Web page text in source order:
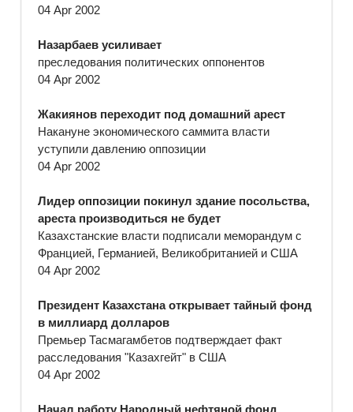
04 Apr 2002
Назарбаев усиливает
преследования политических оппонентов
04 Apr 2002
Жакиянов переходит под домашний арест
Накануне экономического саммита власти
уступили давлению оппозиции
04 Apr 2002
Лидер оппозиции покинул здание посольства,
ареста производиться не будет
Казахстанские власти подписали меморандум с
Францией, Германией, Великобританией и США
04 Apr 2002
Президент Казахстана открывает тайный фонд
в миллиард долларов
Премьер Тасмагамбетов подтверждает факт
расследования "Казахгейт" в США
04 Apr 2002
Начал работу Народный нефтяной фонд